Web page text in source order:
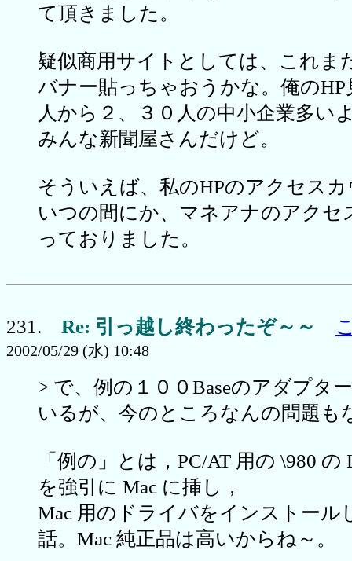
て頂きました。
疑似商用サイトとしては、これま
バナー貼っちゃおうかな。俺の
人から２、３０人の中小企業多い
みんな新聞屋さんだけど。
そういえば、私のHPのアクセス
いつの間にか、マネアナのアクセ
っておりました。
231. Re: 引っ越し終わったぞ～～
2002/05/29 (水) 10:48
> で、例の１００Baseのアダプタ
いるが、今のところなんの問題も
「例の」とは，PC/AT 用の \980
を強引に Mac に挿し，
Mac 用のドライバをインストール
話。Mac 純正品は高いからね～。